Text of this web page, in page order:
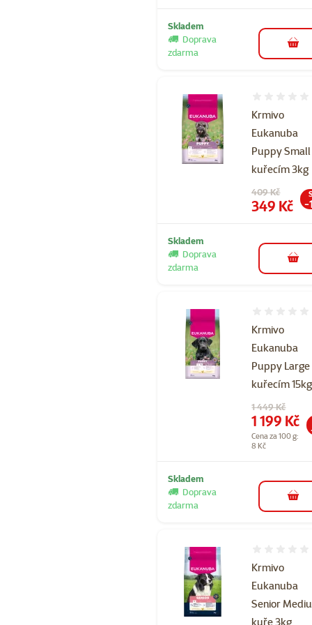
Skladem
Doprava
zdarma
do
Krmivo
Eukanuba
Puppy
kuřecím 3kg
Původní cena
409 Kč
Cena
349 Kč -
Skladem
Doprava
zdarma
do
Krmivo
Eukanuba
Puppy Large
kuřecím 15kg
Původní cena
1 449 Kč
Cena
1 199 Kč
Cena za 100 g:
8 Kč
Skladem
Doprava
zdarma
do
Krmivo
Eukanuba
Senior
kuře 3kg